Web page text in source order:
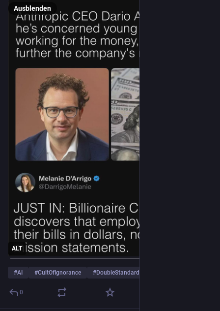
ALT
Ausblenden
#AI #CultOfIgnorance #DoubleStandards
0